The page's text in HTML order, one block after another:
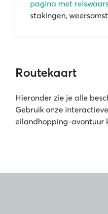
pagina met
stakingen,
Routekaart
Hieronder zie je alle
Gebruik onze interactieve
eilandhopping-avontuur